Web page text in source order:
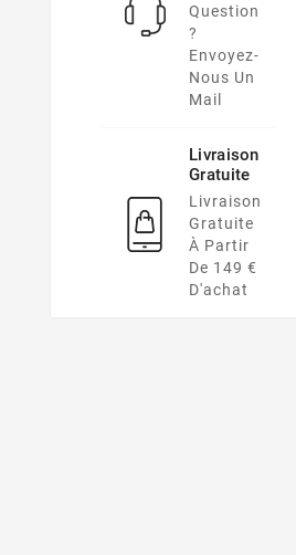
Question
?
Envoyez-
Nous Un
Mail
Livraison
Gratuite
Livraison
Gratuite
À Partir
De 149 €
D'achat